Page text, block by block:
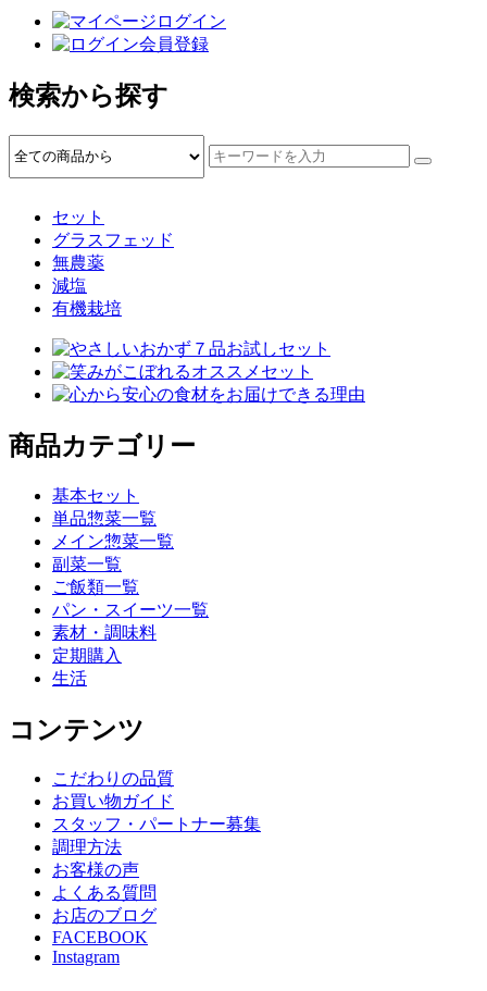
ログイン
会員登録
検索から探す
セット
グラスフェッド
無農薬
減塩
有機栽培
商品カテゴリー
基本セット
単品惣菜一覧
メイン惣菜一覧
副菜一覧
ご飯類一覧
パン・スイーツ一覧
素材・調味料
定期購入
生活
コンテンツ
こだわりの品質
お買い物ガイド
スタッフ・パートナー募集
調理方法
お客様の声
よくある質問
お店のブログ
FACEBOOK
Instagram